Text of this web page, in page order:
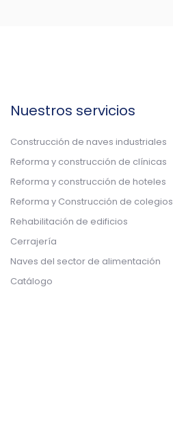
Nuestros servicios
Construcción de naves industriales
Reforma y construcción de clínicas
Reforma y construcción de hoteles
Reforma y Construcción de colegios
Rehabilitación de edificios
Cerrajería
Naves del sector de alimentación
Catálogo